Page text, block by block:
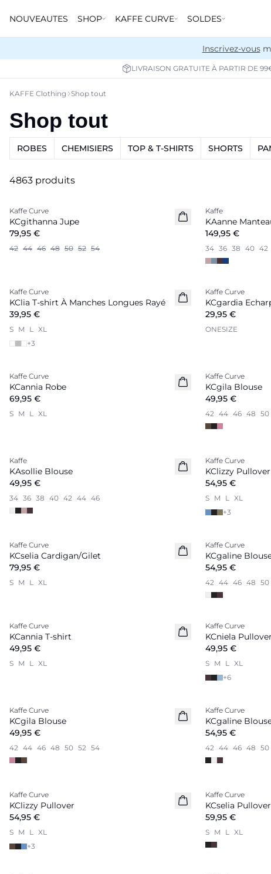
NOUVEAUTES SHOP KAFFE CURVE SOLDES
Inscrivez-vous
LIVRAISON GRATUITE À PARTIR DE
KAFFE Clothing Shop tout
Shop tout
ROBES CHEMISIERS TOP & T-SHIRTS SHORTS
4863 produits
Coming Soon
Kaffe Curve
KCgithanna Jupe
79,95 €
42 44 46 48 50 52 54
Nouveautés
Kaffe
KAanne
149,95 €
34 36 38 40 42
Nouveautés
Kaffe Curve
KClia T-shirt À Manches Longues Rayé
39,95 €
S M L XL
+3
Nouveautés
Kaffe Curve
KCgardia
29,95 €
ONESIZE
Nouveautés
Kaffe Curve
KCannia Robe
69,95 €
S M L XL
Nouveautés
Kaffe Curve
KCgila Blouse
49,95 €
42 44 46 48 50
Nouveautés
Kaffe
KAsollie Blouse
49,95 €
34 36 38 40 42 44 46
Nouveautés
Kaffe Curve
KClizzy Pullover
54,95 €
S M L XL
+3
Nouveautés
Kaffe Curve
KCselia Cardigan/Gilet
79,95 €
S M L XL
Nouveautés
Kaffe Curve
KCgaline
54,95 €
42 44 46 48 50
Nouveautés
Kaffe Curve
KCannia T-shirt
49,95 €
S M L XL
Nouveautés
Kaffe Curve
KCniela Pullover
49,95 €
S M L XL
+6
Nouveautés
Kaffe Curve
KCgila Blouse
49,95 €
42 44 46 48 50 52 54
Nouveautés
Kaffe Curve
KCgaline
54,95 €
42 44 46 48 50
Nouveautés
Kaffe Curve
KClizzy Pullover
54,95 €
S M L XL
+3
Nouveautés
Kaffe Curve
KCselia Pullover
59,95 €
S M L XL